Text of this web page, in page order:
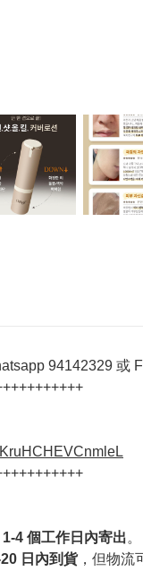
94142329 或
1-4 個工作日內寄出。
日內到貨，但物流